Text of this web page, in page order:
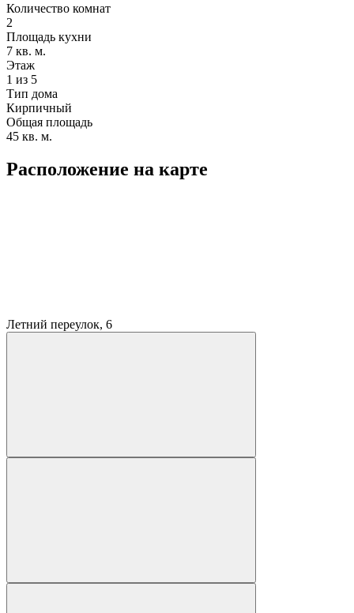
Количество комнат
2
Площадь кухни
7 кв. м.
Этаж
1 из 5
Тип дома
Кирпичный
Общая площадь
45 кв. м.
Расположение на карте
Летний переулок, 6